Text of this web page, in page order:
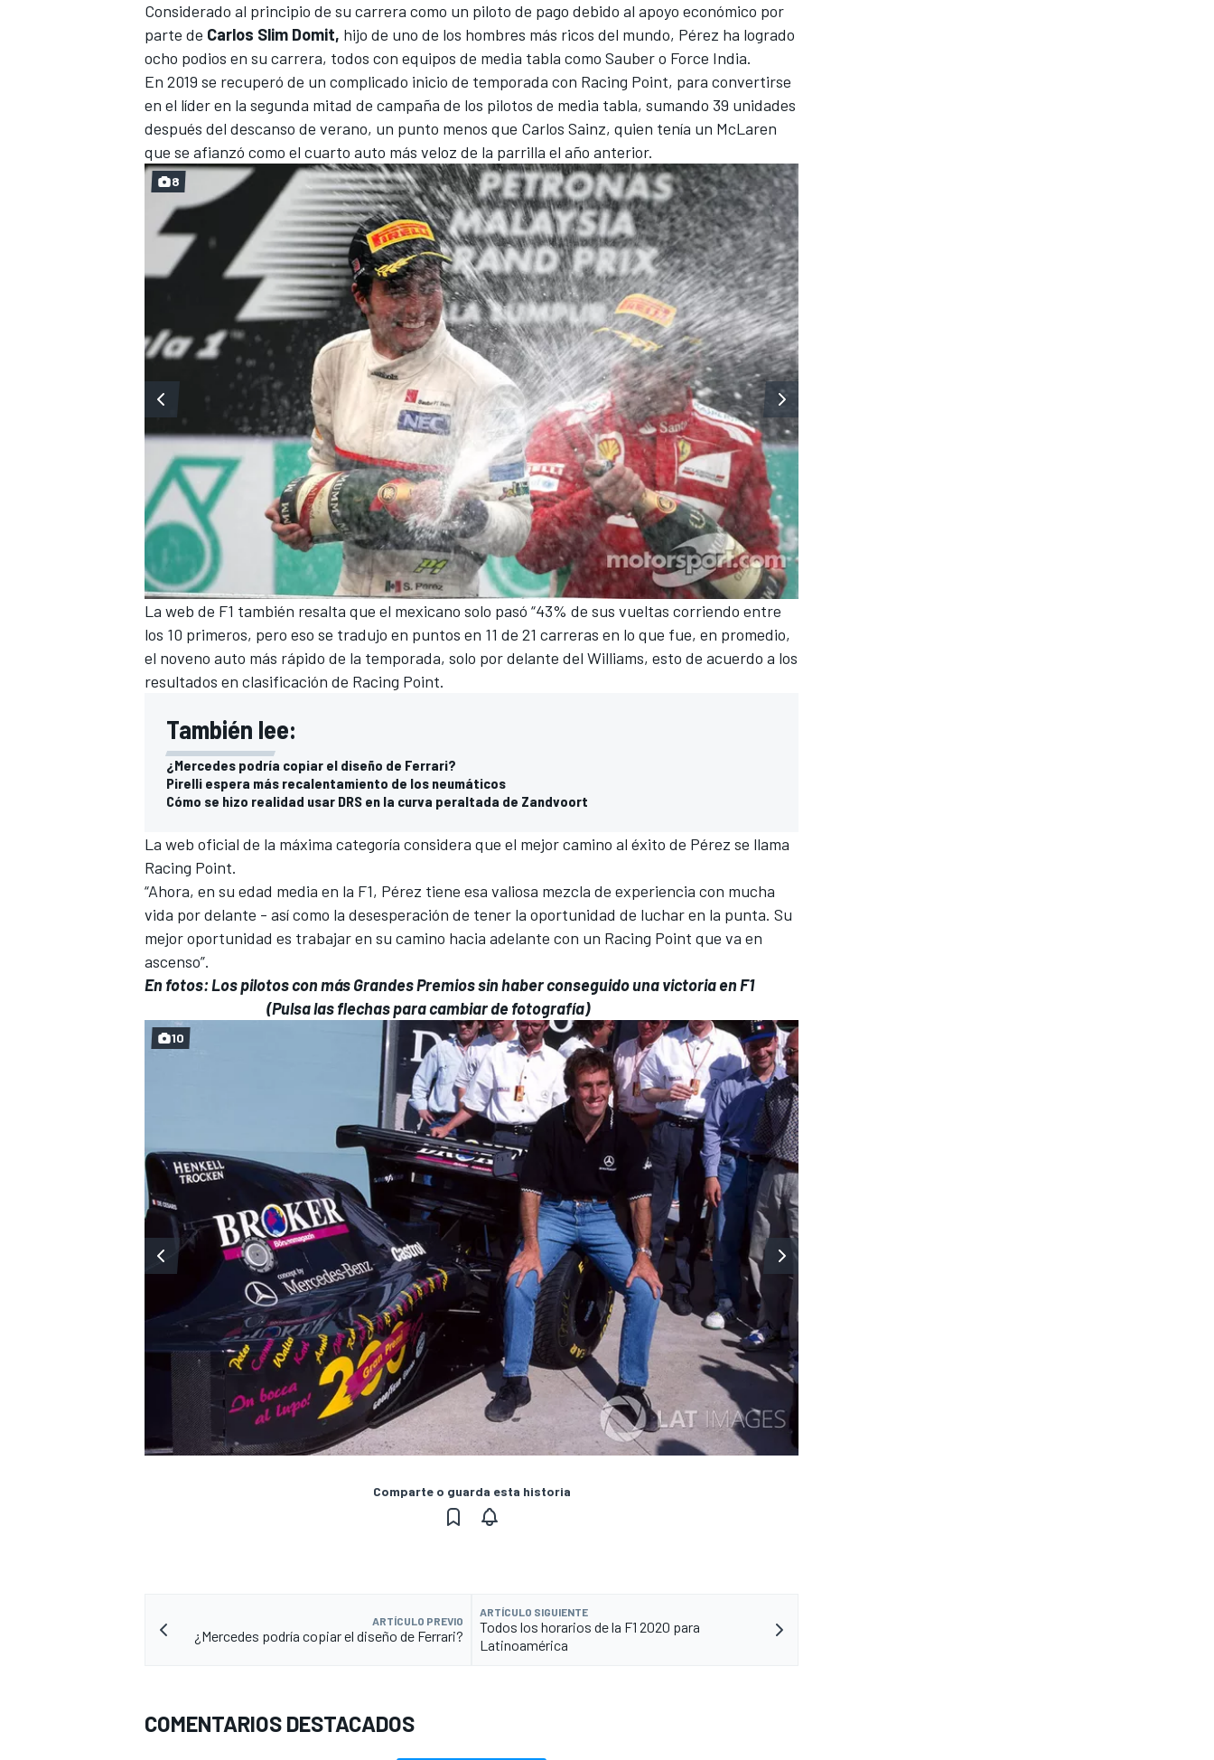
WRC
MÁS CATEGORÍAS
Considerado al principio de su carrera como un piloto de pago debido al apoyo económico por
parte de Carlos Slim Domit, hijo de uno de los hombres más ricos del mundo, Pérez ha logrado
ocho podios en su carrera, todos con equipos de media tabla como Sauber o Force India.
En 2019 se recuperó de un complicado inicio de temporada con Racing Point, para convertirse
en el líder en la segunda mitad de campaña de los pilotos de media tabla, sumando 39 unidades
después del descanso de verano, un punto menos que Carlos Sainz, quien tenía un McLaren
que se afianzó como el cuarto auto más veloz de la parrilla el año anterior.
8
La web de F1 también resalta que el mexicano solo pasó “43% de sus vueltas corriendo entre
los 10 primeros, pero eso se tradujo en puntos en 11 de 21 carreras en lo que fue, en promedio,
el noveno auto más rápido de la temporada, solo por delante del Williams, esto de acuerdo a los
resultados en clasificación de Racing Point.
También lee:
¿Mercedes podría copiar el diseño de Ferrari?
Pirelli espera más recalentamiento de los neumáticos
Cómo se hizo realidad usar DRS en la curva peraltada de Zandvoort
La web oficial de la máxima categoría considera que el mejor camino al éxito de Pérez se llama
Racing Point.
“Ahora, en su edad media en la F1, Pérez tiene esa valiosa mezcla de experiencia con mucha
vida por delante - así como la desesperación de tener la oportunidad de luchar en la punta. Su
mejor oportunidad es trabajar en su camino hacia adelante con un Racing Point que va en
ascenso”.
En fotos: Los pilotos con más Grandes Premios sin haber conseguido una victoria en F1
(Pulsa las flechas para cambiar de fotografía)
10
Comparte o guarda esta historia
ARTÍCULO PREVIO
¿Mercedes podría copiar el diseño de Ferrari?
ARTÍCULO SIGUIENTE
Todos los horarios de la F1 2020 para
Latinoamérica
COMENTARIOS DESTACADOS